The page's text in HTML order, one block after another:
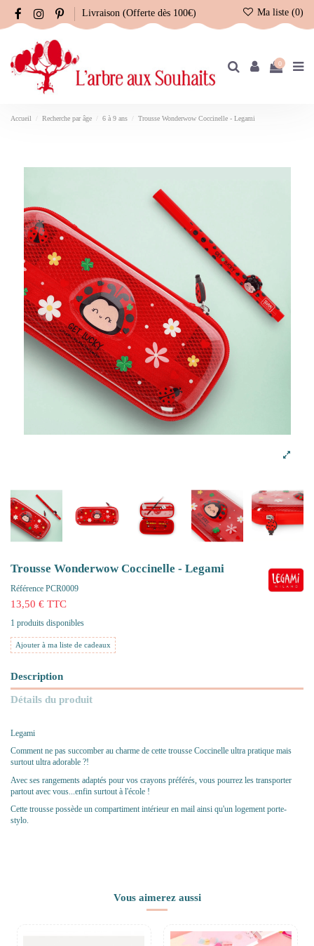
Livraison (Offerte dès 100€) Ma liste (0)
0
Accueil Recherche par âge 6 à 9 ans Trousse Wonderwow Coccinelle - Legami
Trousse Wonderwow Coccinelle - Legami
Référence PCR0009
13,50 € TTC
1 produits disponibles
Ajouter à ma liste de cadeaux
Description
Détails du produit
Legami
Comment ne pas succomber au charme de cette trousse Coccinelle ultra pratique mais
surtout ultra adorable ?!
Avec ses rangements adaptés pour vos crayons préférés, vous pourrez les transporter
partout avec vous...enfin surtout à l'école !
Cette trousse possède un compartiment intérieur en mail ainsi qu'un logement porte-
stylo.
Vous aimerez aussi